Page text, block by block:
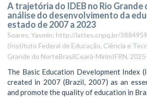
A trajetória do IDEB no Rio Grande
análise do desenvolvimento da
estado de 2007 a 2023
Soares, Yasmin; http://lattes.cnpq.br/
(Instituto Federal de Educação, Ciência e
Grande do NorteBrasilCeará-MirimIFRN,
The Basic Education Development Index
created in 2007 (Brazil, 2007) as an
and promote the quality of education in